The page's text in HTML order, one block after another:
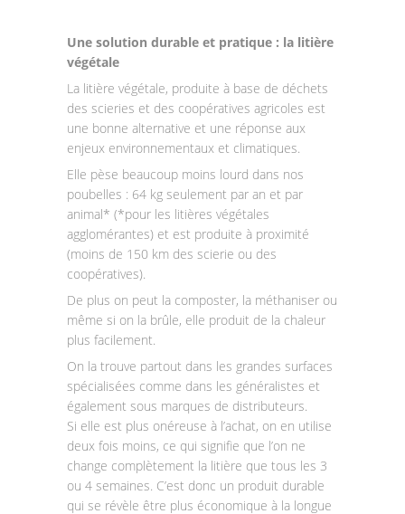
Une solution durable et pratique : la litière
végétale
La litière végétale, produite à base de déchets
des scieries et des coopératives agricoles est
une bonne alternative et une réponse aux
enjeux environnementaux et climatiques.
Elle pèse beaucoup moins lourd dans nos
poubelles : 64 kg seulement par an et par
animal* (*pour les litières végétales
agglomérantes) et est produite à proximité
(moins de 150 km des scierie ou des
coopératives).
De plus on peut la composter, la méthaniser ou
même si on la brûle, elle produit de la chaleur
plus facilement.
On la trouve partout dans les grandes surfaces
spécialisées comme dans les généralistes et
également sous marques de distributeurs.
Si elle est plus onéreuse à l’achat, on en utilise
deux fois moins, ce qui signifie que l’on ne
change complètement la litière que tous les 3
ou 4 semaines. C’est donc un produit durable
qui se révèle être plus économique à la longue